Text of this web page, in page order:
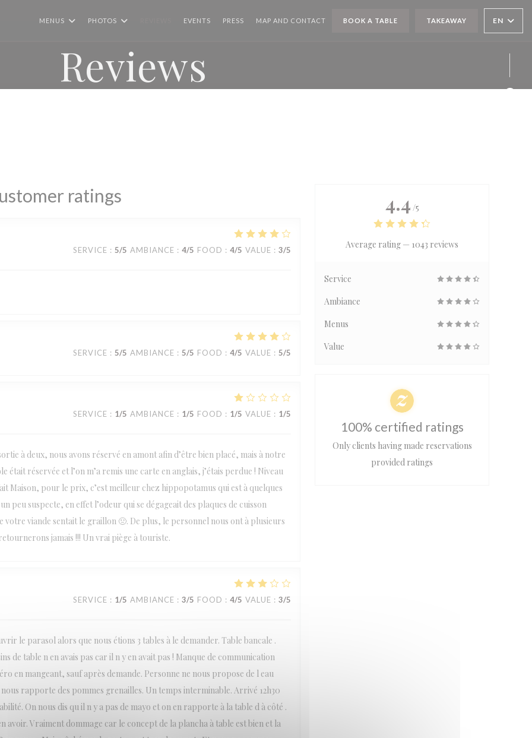
MENUS PHOTOS EVENTS PRESS MAP AND CONTACT BOOK A TABLE TAKEAWAY EN
Reviews
ratings
SERVICE : 5/5 AMBIANCE : 4/5 FOOD : 4/5 VALUE : 3/5
SERVICE : 5/5 AMBIANCE : 5/5 FOOD : 4/5 VALUE : 5/5
SERVICE : 1/5 AMBIANCE : 1/5 FOOD : 1/5 VALUE : 1/5
à deux, nous avons réservé en amont afin d’être bien placé, mais à notre
était réservée et l’on m’a remis une carte en anglais, j’étais perdue ! Niveau
Maison, pour le prix, c’est meilleur chez hippopotamus qui est à quelques
peu suspecte, en effet l’odeur qui se dégageait des plaques de cuisson
votre viande sentait le graillon 🤢. De plus, le personnel nous ont à plusieurs
jamais !!! Un vrai piège à touriste.
SERVICE : 1/5 AMBIANCE : 3/5 FOOD : 4/5 VALUE : 3/5
le parasol alors que nous étions 3 tables à le demander. Table bancale .
de table n en avais pas car il n y en avait pas ! Manque de communication
en mangeant, sauf après demande. Personne ne nous propose de l eau
rapporte des pommes grenailles. Un temps interminable. Arrivé 12h30
On nous dis qu il n y a pas de mayo et on en rapporte à la table d à côté .
Vraiment dommage car le concept de la plancha à table est bien et la
4.4 /5
Average rating — 1043 reviews
Service
Ambiance
Menus
Value
100% certified ratings
Only clients having made reservations
provided ratings